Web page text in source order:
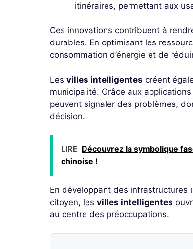
itinéraires, permettant aux
Ces innovations contribuent à
durables. En optimisant les
consommation d’énergie et de
Les villes intelligentes créent
municipalité. Grâce aux
peuvent signaler des problèmes,
décision.
LIRE Découvrez la symbolique
chinoise !
En développant des infrastructures
citoyen, les villes intelligentes
au centre des préoccupations.